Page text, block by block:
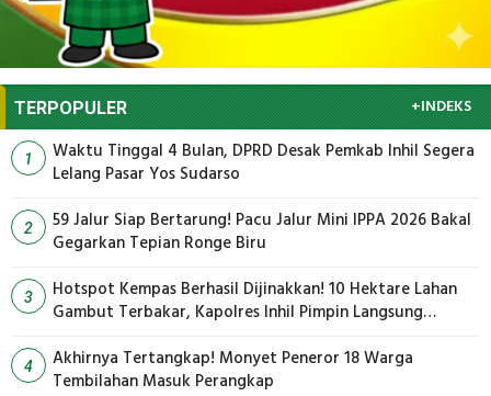
TERPOPULER +INDEKS
1
Waktu Tinggal 4 Bulan, DPRD Desak Pemkab Inhil Segera
Lelang Pasar Yos Sudarso
2
59 Jalur Siap Bertarung! Pacu Jalur Mini IPPA 2026 Bakal
Gegarkan Tepian Ronge Biru
3
Hotspot Kempas Berhasil Dijinakkan! 10 Hektare Lahan
Gambut Terbakar, Kapolres Inhil Pimpin Langsung
4
Akhirnya Tertangkap! Monyet Peneror 18 Warga
Tembilahan Masuk Perangkap